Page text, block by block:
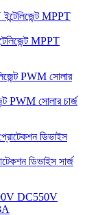
MPPT
PWM সোলার চার্জ
ডিভাইস সার্জ